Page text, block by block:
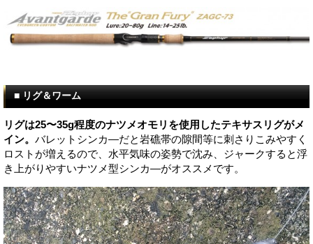
■ リグ＆ワーム
リグは25〜35g程度のナツメオモリを使用したテキサスリグがメ
イン。 バレットシンカ―だと岩礁帯の隙間等に刺さりこみやすく
ロストが増えるので、水平気味の姿勢で沈み、ジャークすると浮
き上がりやすいナツメ型シンカ―がオススメです。